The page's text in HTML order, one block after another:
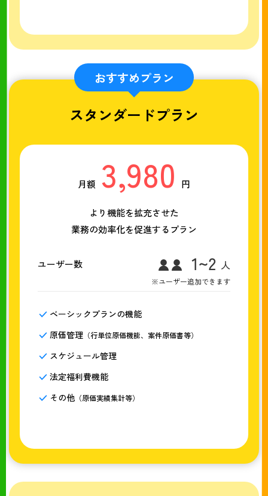
おすすめプラン
スタンダードプラン
月額 3,980 円
より機能を拡充させた
業務の効率化を促進するプラン
ユーザー数
※ユーザー追加できます
ベーシックプランの機能
原価管理 （行単位原価機能、案件原価書等）
スケジュール管理
法定福利費機能
その他 （原価実績集計等）